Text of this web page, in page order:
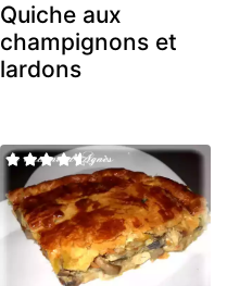
Quiche aux
champignons et
lardons